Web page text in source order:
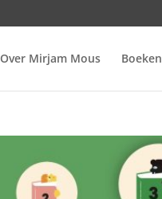
Over Mirjam Mous Boeken